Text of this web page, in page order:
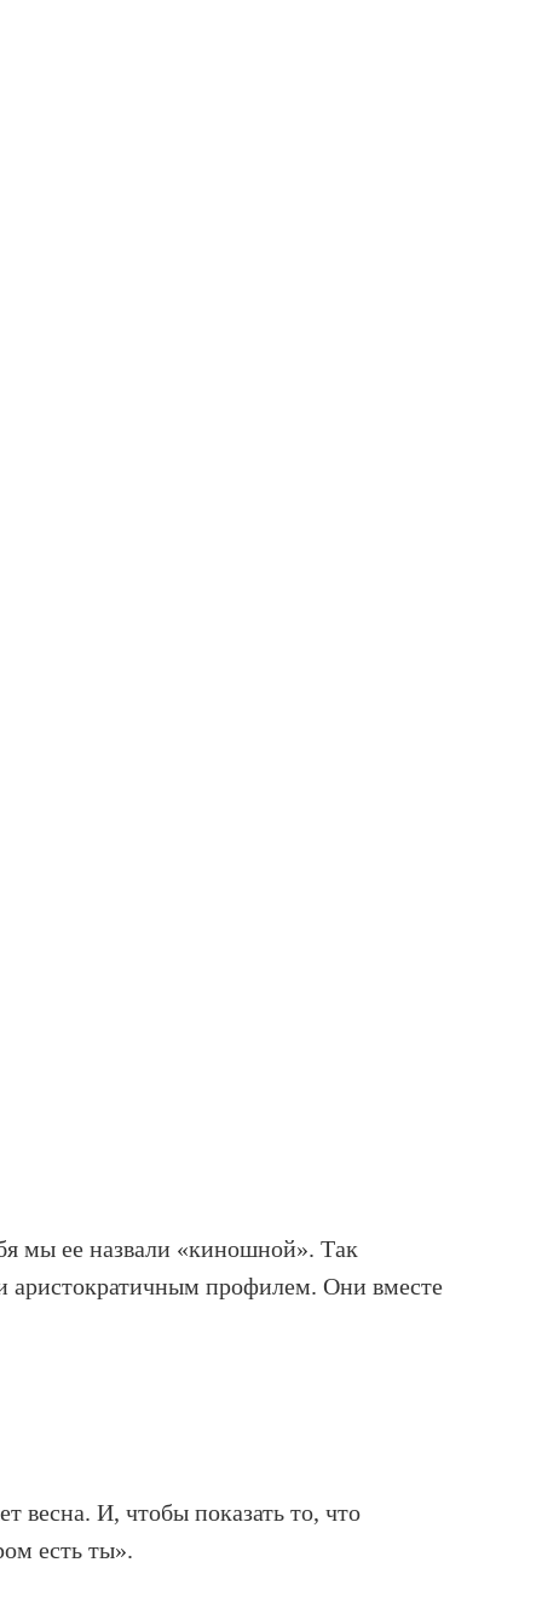
мы ее назвали «киношной». Так
аристократичным профилем. Они вместе
весна. И, чтобы показать то, что
есть ты».